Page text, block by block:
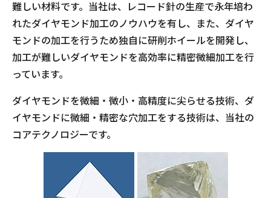
難しい材料です。当社は、レコード針の生産で永年培わ
れたダイヤモンド加工のノウハウを有し、また、ダイヤ
モンドの加工を行うため独自に研削ホイールを開発し、
加工が難しいダイヤモンドを高効率に精密微細加工を行
っています。
ダイヤモンドを微細・微小・高精度に尖らせる技術、ダ
イヤモンドに微細・精密な穴加工をする技術は、当社の
コアテクノロジーです。